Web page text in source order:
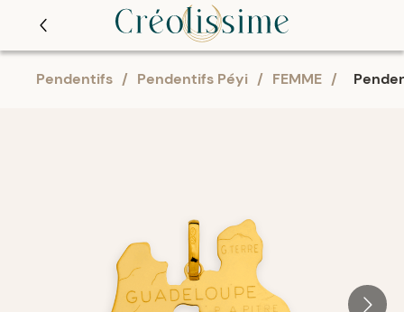
Pendentifs / Pendentifs Péyi / FEMME /